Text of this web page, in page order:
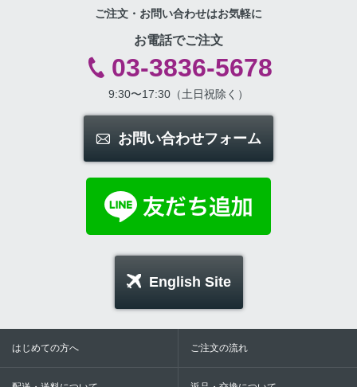
ご注文・お問い合わせはお気軽に
お電話でご注文
03-3836-5678
9:30〜17:30（土日祝除く）
お問い合わせフォーム
English Site
はじめての方へ ご注文の流れ